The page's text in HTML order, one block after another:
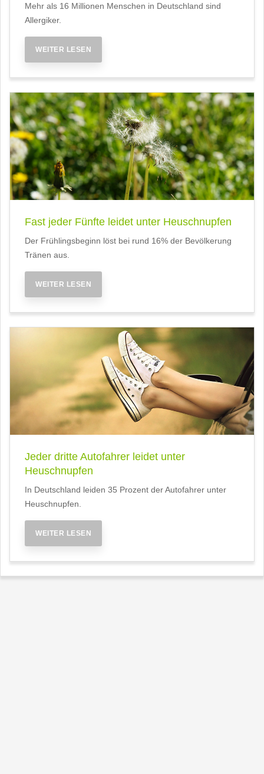
Mehr als 16 Millionen Menschen in Deutschland sind
Allergiker.
WEITER LESEN
Fast jeder Fünfte leidet unter Heuschnupfen
Der Frühlingsbeginn löst bei rund 16% der Bevölkerung
Tränen aus.
WEITER LESEN
Jeder dritte Autofahrer leidet unter
Heuschnupfen
In Deutschland leiden 35 Prozent der Autofahrer unter
Heuschnupfen.
WEITER LESEN